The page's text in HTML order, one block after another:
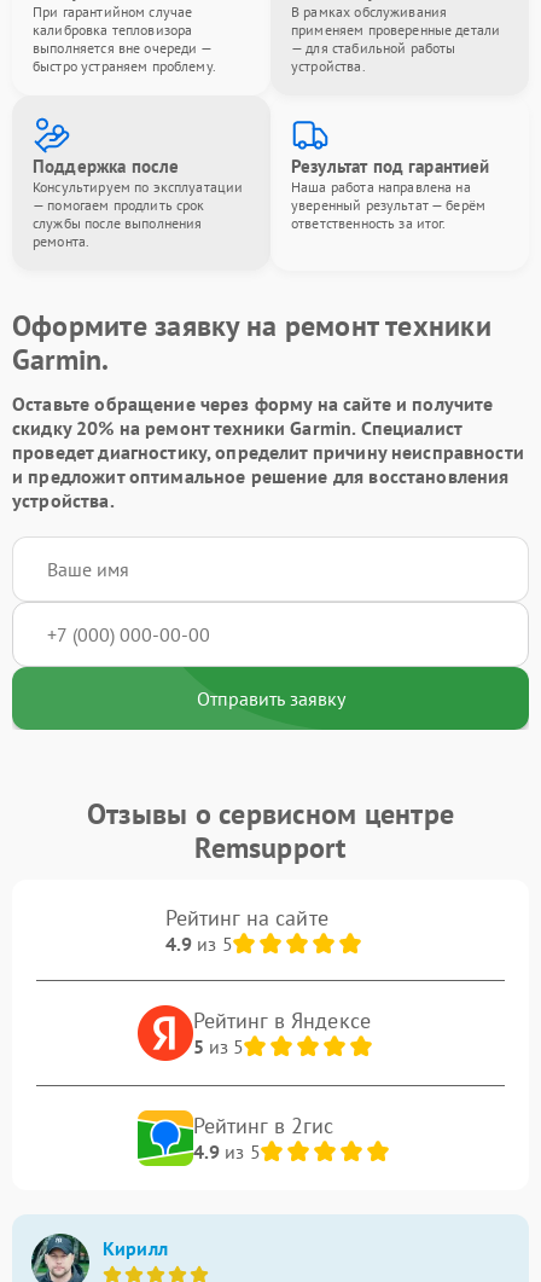
При гарантийном случае
калибровка тепловизора
выполняется вне очереди —
быстро устраняем проблему.
В рамках обслуживания
применяем проверенные детали
— для стабильной работы
устройства.
Поддержка после
Консультируем по эксплуатации
— помогаем продлить срок
службы после выполнения
ремонта.
Результат под гарантией
Наша работа направлена на
уверенный результат — берём
ответственность за итог.
Оформите заявку на ремонт техники
Garmin.
Оставьте обращение через форму на сайте и получите
скидку 20% на ремонт техники Garmin. Специалист
проведет диагностику, определит причину неисправности
и предложит оптимальное решение для восстановления
устройства.
Отправить заявку
Отзывы о сервисном центре
Remsupport
Рейтинг на сайте
4.9из 5
Рейтинг в Яндексе
5 из 5
Рейтинг в 2гис
4.9из 5
Кирилл